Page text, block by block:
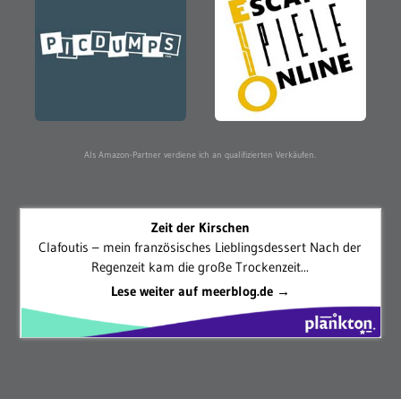
Als Amazon-Partner verdiene ich an qualifizierten Verkäufen.
Zeit der Kirschen
Clafoutis – mein französisches Lieblingsdessert Nach der
Regenzeit kam die große Trockenzeit...
Lese weiter auf meerblog.de →